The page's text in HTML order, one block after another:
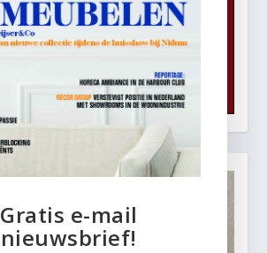
Gratis e-mail
nieuwsbrief!